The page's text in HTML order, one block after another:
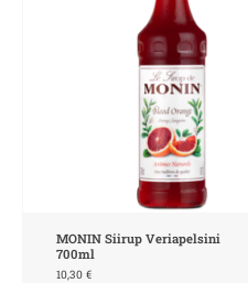
MONIN Siirup Veriapelsini
700ml
10,30 €